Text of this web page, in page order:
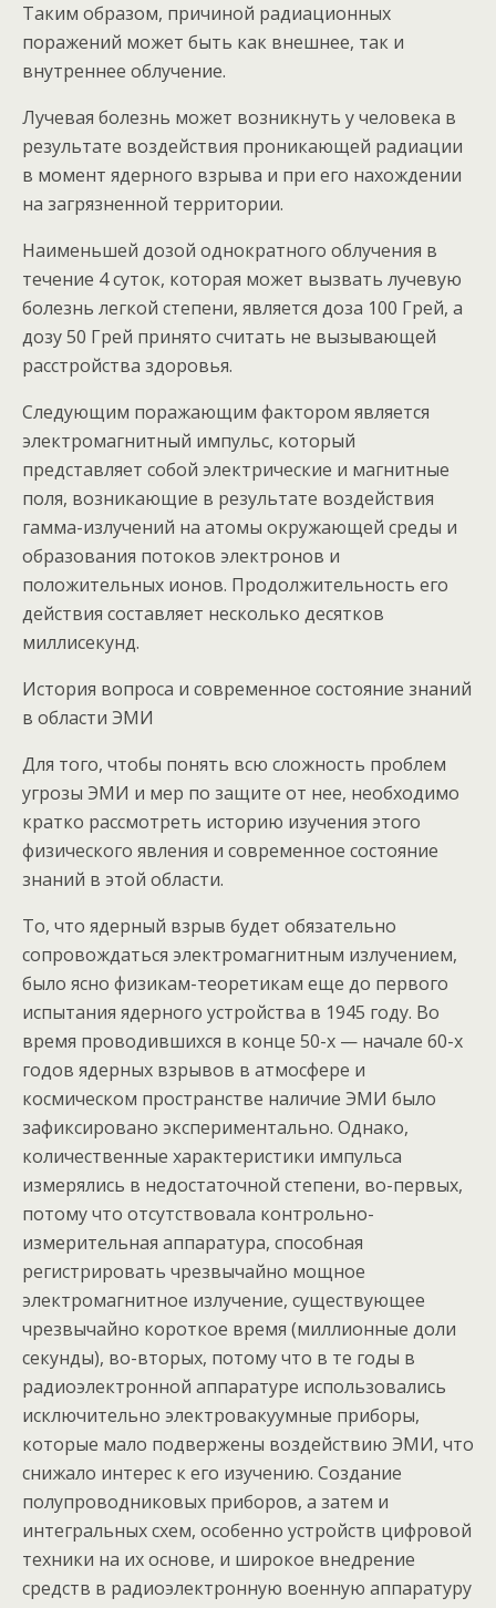
Таким образом, причиной радиационных
поражений может быть как внешнее, так и
внутреннее облучение.
Лучевая болезнь может возникнуть у человека в
результате воздействия проникающей радиации
в момент ядерного взрыва и при его нахождении
на загрязненной территории.
Наименьшей дозой однократного облучения в
течение 4 суток, которая может вызвать лучевую
болезнь легкой степени, является доза 100 Грей, а
дозу 50 Грей принято считать не вызывающей
расстройства здоровья.
Следующим поражающим фактором является
электромагнитный импульс, который
представляет собой электрические и магнитные
поля, возникающие в результате воздействия
гамма-излучений на атомы окружающей среды и
образования потоков электронов и
положительных ионов. Продолжительность его
действия составляет несколько десятков
миллисекунд.
История вопроса и современное состояние знаний
в области ЭМИ
Для того, чтобы понять всю сложность проблем
угрозы ЭМИ и мер по защите от нее, необходимо
кратко рассмотреть историю изучения этого
физического явления и современное состояние
знаний в этой области.
То, что ядерный взрыв будет обязательно
сопровождаться электромагнитным излучением,
было ясно физикам-теоретикам еще до первого
испытания ядерного устройства в 1945 году. Во
время проводившихся в конце 50-х — начале 60-х
годов ядерных взрывов в атмосфере и
космическом пространстве наличие ЭМИ было
зафиксировано экспериментально. Однако,
количественные характеристики импульса
измерялись в недостаточной степени, во-первых,
потому что отсутствовала контрольно-
измерительная аппаратура, способная
регистрировать чрезвычайно мощное
электромагнитное излучение, существующее
чрезвычайно короткое время (миллионные доли
секунды), во-вторых, потому что в те годы в
радиоэлектронной аппаратуре использовались
исключительно электровакуумные приборы,
которые мало подвержены воздействию ЭМИ, что
снижало интерес к его изучению. Создание
полупроводниковых приборов, а затем и
интегральных схем, особенно устройств цифровой
техники на их основе, и широкое внедрение
средств в радиоэлектронную военную аппаратуру